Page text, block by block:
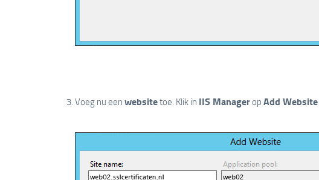
Voeg nu een websitetoe. Klik in IIS Managerop Add Website